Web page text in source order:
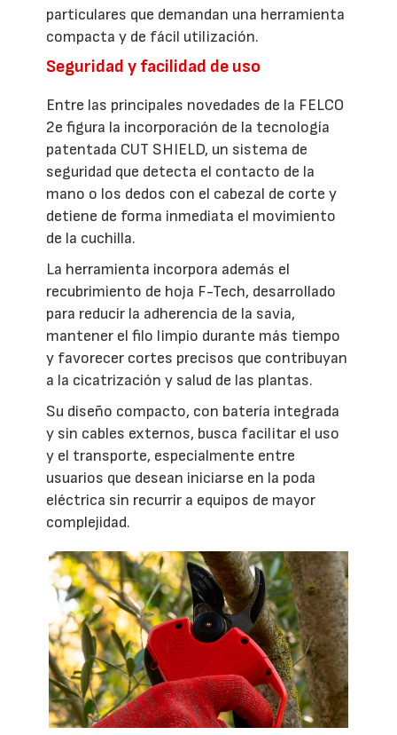
particulares que demandan una herramienta
compacta y de fácil utilización.
Seguridad y facilidad de uso
Entre las principales novedades de la FELCO
2e figura la incorporación de la tecnología
patentada CUT SHIELD, un sistema de
seguridad que detecta el contacto de la
mano o los dedos con el cabezal de corte y
detiene de forma inmediata el movimiento
de la cuchilla.
La herramienta incorpora además el
recubrimiento de hoja F-Tech, desarrollado
para reducir la adherencia de la savia,
mantener el filo limpio durante más tiempo
y favorecer cortes precisos que contribuyan
a la cicatrización y salud de las plantas.
Su diseño compacto, con batería integrada
y sin cables externos, busca facilitar el uso
y el transporte, especialmente entre
usuarios que desean iniciarse en la poda
eléctrica sin recurrir a equipos de mayor
complejidad.